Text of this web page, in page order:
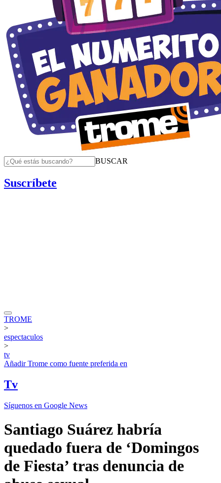
BUSCAR
Suscríbete
TROME
>
espectaculos
>
tv
AñadirTrome como fuente preferida en
Tv
Síguenos en Google News
Santiago Suárez habría
quedado fuera de ‘Domingos
de Fiesta’ tras denuncia de